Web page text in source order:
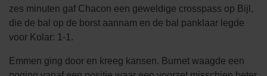
zes minuten gaf Chacon een geweldige crosspass op Bijl,
die de bal op de borst aannam en de bal panklaar legde
voor Kolar: 1-1.
Emmen ging door en kreeg kansen. Burnet waagde een